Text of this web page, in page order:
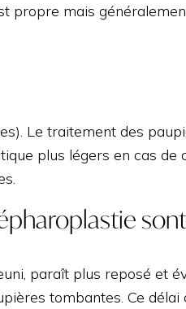
mais
Le traitement des
plus légers en cas de
paraît plus reposé et
tombantes. Ce